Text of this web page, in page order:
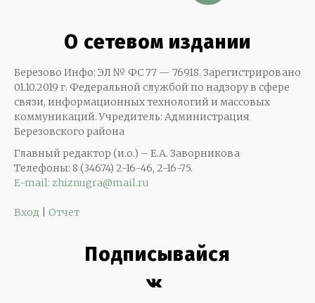
О сетевом издании
Березово Инфо: ЭЛ № ФС 77 — 76918. Зарегистрировано
01.10.2019 г. Федеральной службой по надзору в сфере
связи, информационных технологий и массовых
коммуникаций. Учредитель: Администрация
Березовского района
Главный редактор (и.о.) – Е.А. Заворникова
Телефоны: 8 (34674) 2-16-46, 2-16-75.
E-mail: zhiznugra@mail.ru
Вход Отчет
Подписывайся